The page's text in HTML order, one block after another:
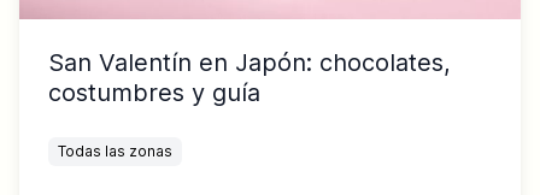
San Valentín en Japón: chocolates,
costumbres y guía
Todas las zonas